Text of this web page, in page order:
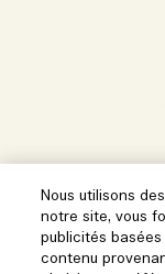
50 ml 100 ml
Tuberose
Nous utilisons
notre site, vous
publicités
contenu